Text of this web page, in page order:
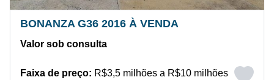
BONANZA G36 2016 À VENDA
Valor sob consulta
Faixa de preço: R$3,5 milhões a R$10 milhões